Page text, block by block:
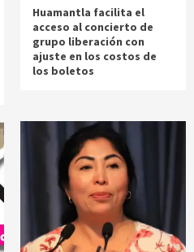
Huamantla facilita el
acceso al concierto de
grupo liberación con
ajuste en los costos de
los boletos